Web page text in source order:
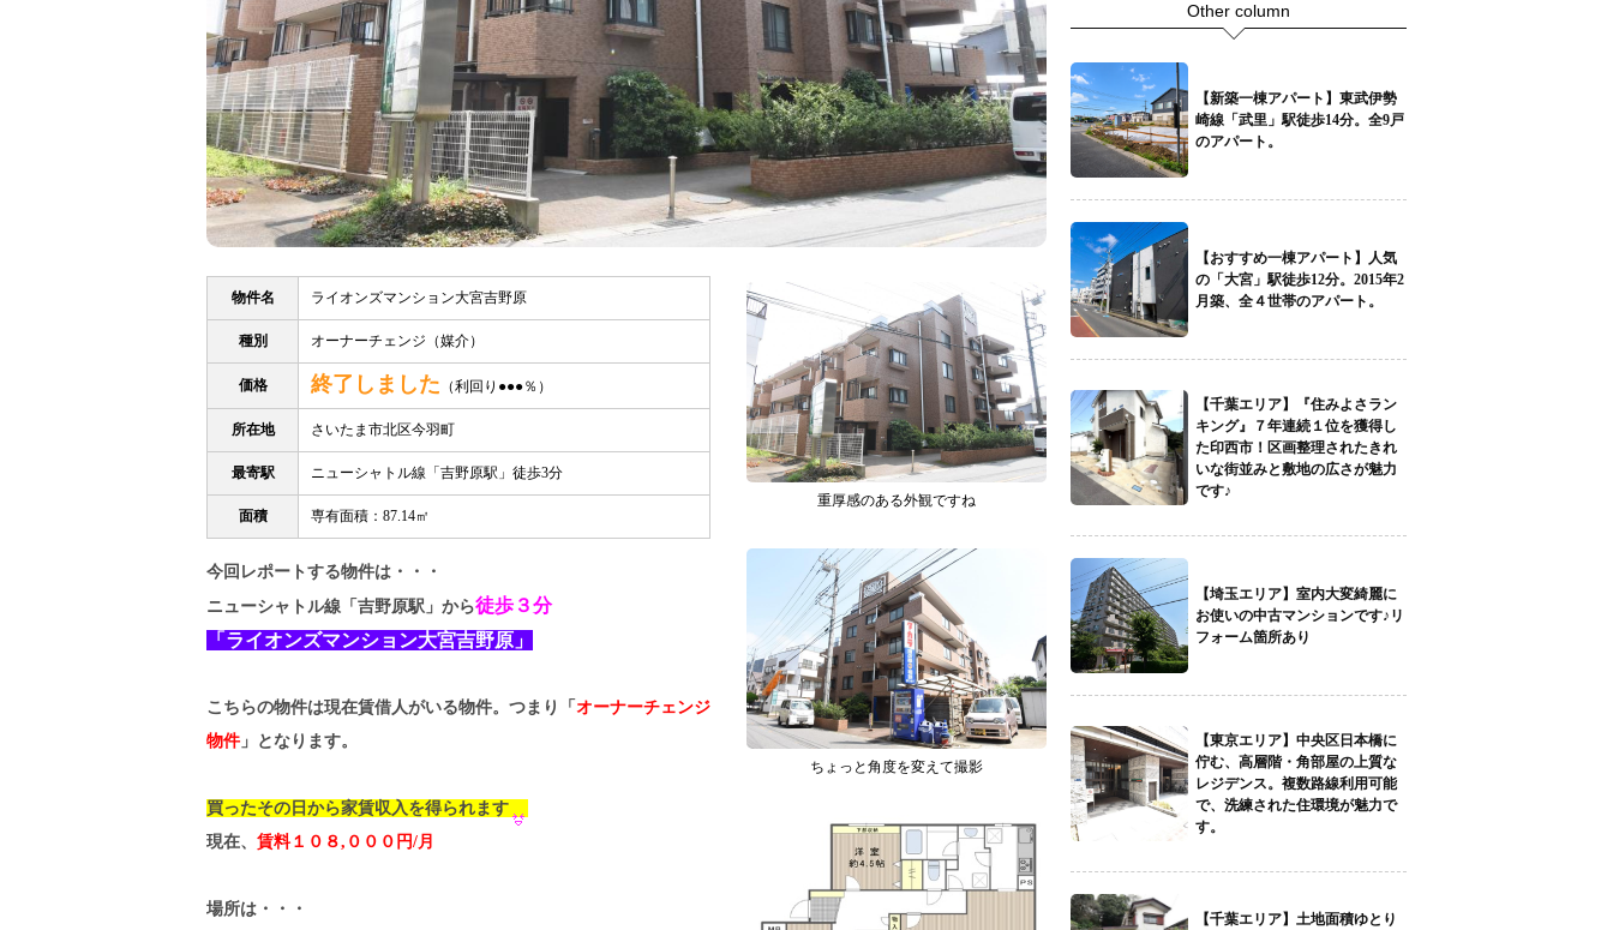
物件名 ライオンズマンション大宮吉野原
種別 オーナーチェンジ（媒介）
価格 終了しました （利回り●●●％）
所在地 さいたま市北区今羽町
最寄駅 ニューシャトル線「吉野原駅」徒歩3分
面積 専有面積：87.14㎡
今回レポートする物件は・・・
ニューシャトル線「吉野原駅」から徒歩３分
「ライオンズマンション大宮吉野原」
こちらの物件は現在賃借人がいる物件。つまり「 オーナーチェンジ
物件」となります。
買ったその日から家賃収入を得られます
現在、 賃料１０８,０００円/月
場所は・・・
重厚感のある外観ですね
ちょっと角度を変えて撮影
Other column
【新築一棟アパート】東武伊勢
崎線「武里」駅徒歩14分。全9戸
のアパート。
【おすすめ一棟アパート】人気
の「大宮」駅徒歩12分。2015年2
月築、全４世帯のアパート。
【千葉エリア】『住みよさラン
キング』７年連続１位を獲得し
た印西市！区画整理されたきれ
いな街並みと敷地の広さが魅力
です♪
【埼玉エリア】室内大変綺麗に
お使いの中古マンションです♪リ
フォーム箇所あり
【東京エリア】中央区日本橋に
佇む、高層階・角部屋の上質な
レジデンス。複数路線利用可能
で、洗練された住環境が魅力で
す。
【千葉エリア】土地面積ゆとり